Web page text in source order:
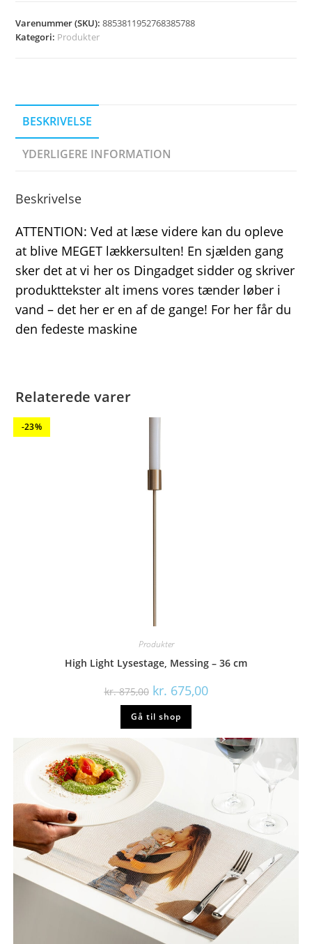
Varenummer (SKU):8853811952768385788
Kategori: Produkter
BESKRIVELSE
YDERLIGERE INFORMATION
Beskrivelse
ATTENTION: Ved at læse videre kan du opleve
at blive MEGET lækkersulten! En sjælden gang
sker det at vi her os Dingadget sidder og skriver
produkttekster alt imens vores tænder løber i
vand – det her er en af de gange! For her får du
den fedeste maskine
Relaterede varer
-23%
Produkter
High Light Lysestage, Messing – 36 cm
kr.875,00 Den
oprindelige
pris
var:
kr. 875,00.
kr. 675,00Den
aktuelle
Gå til shop